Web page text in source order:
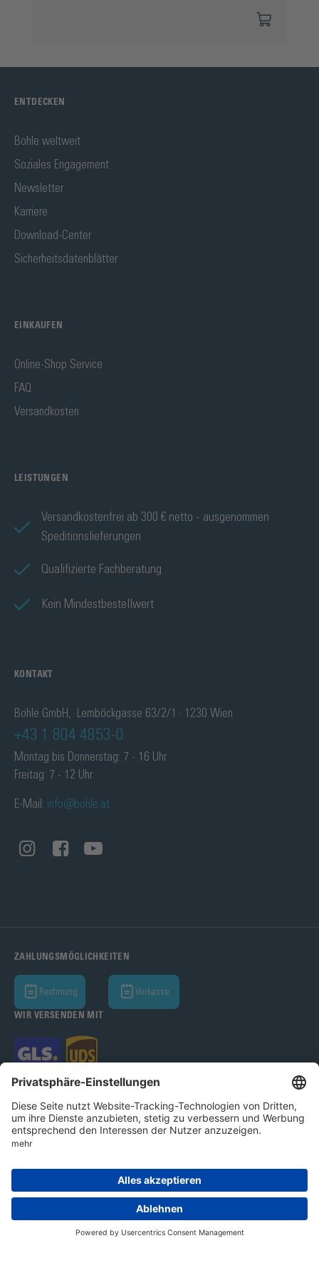
ENTDECKEN
Bohle weltweit
Soziales Engagement
Newsletter
Karriere
Download-Center
Sicherheitsdatenblätter
EINKAUFEN
Online-Shop Service
FAQ
Versandkosten
LEISTUNGEN
Versandkostenfrei ab 300 € netto - ausgenommen
Speditionslieferungen
Qualifizierte Fachberatung
Kein Mindestbestellwert
KONTAKT
Bohle GmbH, Lemböckgasse 63/2/1 · 1230 Wien
+43 1 804 4853-0
Montag bis Donnerstag: 7 - 16 Uhr
Freitag: 7 - 12 Uhr
E-Mail: info@bohle.at
ZAHLUNGSMÖGLICHKEITEN
Rechnung Vorkasse
WIR VERSENDEN MIT
Bohle GmbH 2026
AGB